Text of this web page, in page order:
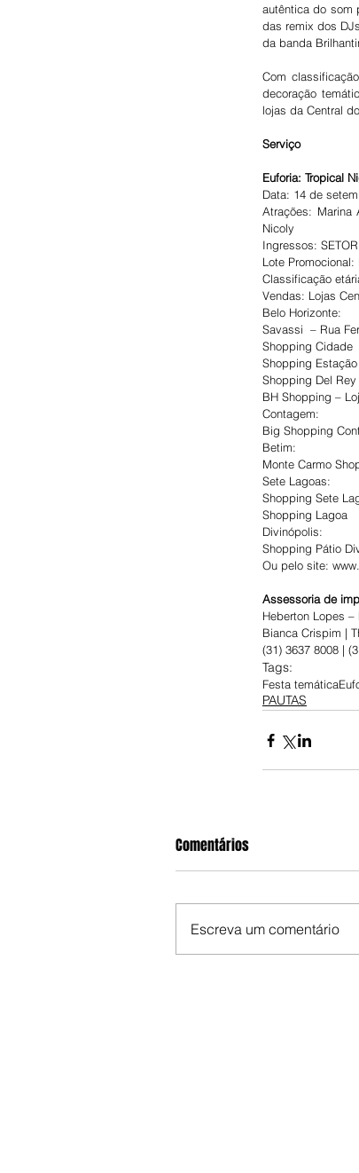
autêntica do som
das remix dos
da banda
Com
decoração
lojas da Central
Serviço
Euforia: Tropical
Data: 14 de
Atrações: Marina
Nicoly
Ingressos:
Lote Promocional:
Classificação
Vendas: Lojas
Belo Horizonte:
Savassi  – Rua
Shopping Cidade
Shopping
Shopping Del Rey
BH Shopping –
Contagem:
Big Shopping
Betim:
Monte Carmo
Sete Lagoas:
Shopping Sete
Shopping Lagoa
Divinópolis:
Shopping Pátio
Ou pelo site:
Assessoria de
Heberton Lopes –
Bianca Crispim |
(31) 3637 8008 |
Tags:
Festa temática
PAUTAS
Comentários
Escreva um comentário